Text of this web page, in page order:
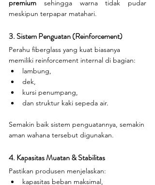
premium sehingga warna tidak pudar
meskipun terpapar matahari.
3. Sistem Penguatan (Reinforcement)
Perahu fiberglass yang kuat biasanya
memiliki reinforcement internal di bagian:
lambung,
dek,
kursi penumpang,
dan struktur kaki sepeda air.
Semakin baik sistem penguatannya, semakin
aman wahana tersebut digunakan.
4. Kapasitas Muatan & Stabilitas
Pastikan produsen menjelaskan:
kapasitas beban maksimal,